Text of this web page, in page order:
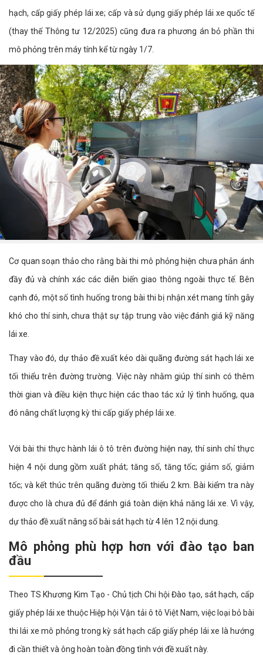
hạch, cấp giấy phép lái xe; cấp và sử dụng giấy phép lái xe quốc tế
(thay thế Thông tư 12/2025) cũng đưa ra phương án bỏ phần thi
mô phỏng trên máy tính kể từ ngày 1/7.
Cơ quan soạn thảo cho rằng bài thi mô phỏng hiện chưa phản ánh
đầy đủ và chính xác các diễn biến giao thông ngoài thực tế. Bên
cạnh đó, một số tình huống trong bài thi bị nhận xét mang tính gây
khó cho thí sinh, chưa thật sự tập trung vào việc đánh giá kỹ năng
lái xe.
Thay vào đó, dự thảo đề xuất kéo dài quãng đường sát hạch lái xe
tối thiểu trên đường trường. Việc này nhằm giúp thí sinh có thêm
thời gian và điều kiện thực hiện các thao tác xử lý tình huống, qua
đó nâng chất lượng kỳ thi cấp giấy phép lái xe.
Với bài thi thực hành lái ô tô trên đường hiện nay, thí sinh chỉ thực
hiện 4 nội dung gồm xuất phát; tăng số, tăng tốc; giảm số, giảm
tốc; và kết thúc trên quãng đường tối thiểu 2 km. Bài kiểm tra này
được cho là chưa đủ để đánh giá toàn diện khả năng lái xe. Vì vậy,
dự thảo đề xuất nâng số bài sát hạch từ 4 lên 12 nội dung.
Mô phỏng phù hợp hơn với đào tạo ban
đầu
Theo TS Khương Kim Tạo - Chủ tịch Chi hội Đào tạo, sát hạch, cấp
giấy phép lái xe thuộc Hiệp hội Vận tải ô tô Việt Nam, việc loại bỏ bài
thi lái xe mô phỏng trong kỳ sát hạch cấp giấy phép lái xe là hướng
đi cần thiết và ông hoàn toàn đồng tình với đề xuất này.